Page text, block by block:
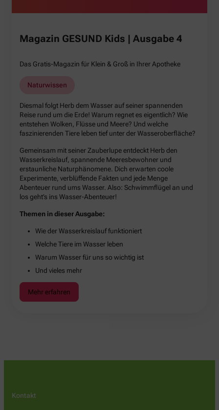
Magazin GESUND Kids | Ausgabe 4
Das Gratis-Magazin für Klein & Groß in Ihrer Apotheke
Naturwissen
Diesmal folgt Herb dem Wasser auf seiner spannenden
Reise rund um die Erde! Warum regnet es eigentlich? Wie
entstehen Wolken, Flüsse und Meere? Und welche
faszinierenden Tiere leben tief unter der Wasseroberfläche?
Gemeinsam mit seiner Zauberlupe entdeckt Herb den
Wasserkreislauf, spannende Meeresbewohner und
erstaunliche Naturphänomene. Dich erwarten coole
Experimente, verblüffende Fakten und jede Menge
Abenteuer rund ums Wasser. Also: Schwimmflügel an und
los geht’s ins Wasser-Abenteuer!
Themen in dieser Ausgabe:
Wie der Wasserkreislauf funktioniert
Welche Tiere im Wasser leben
Warum Wasser für uns so wichtig ist
Und vieles mehr
Mehr erfahren
Kontakt